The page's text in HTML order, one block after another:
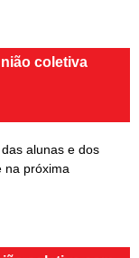
coletiva
alunas e dos
na próxima